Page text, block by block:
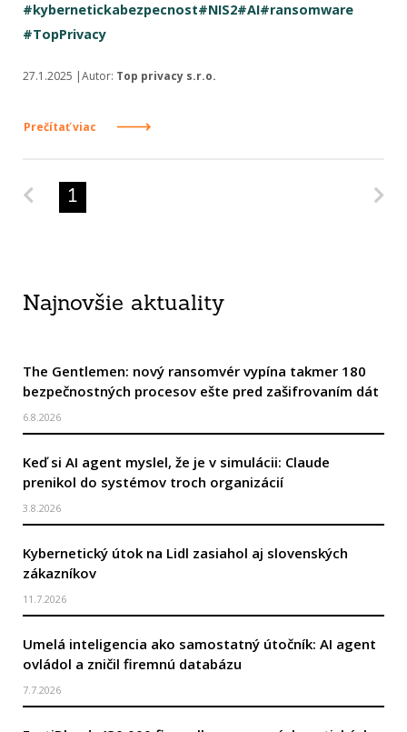
#kybernetickabezpecnost#NIS2#AI#ransomware
#TopPrivacy
27.1.2025 |Autor: Top privacy s.r.o.
Prečítať viac
Predchádzajúca strana
1
Najnovšie aktuality
The Gentlemen: nový ransomvér vypína takmer 180
bezpečnostných procesov ešte pred zašifrovaním dát
6.8.2026
Keď si AI agent myslel, že je v simulácii: Claude
prenikol do systémov troch organizácií
3.8.2026
Kybernetický útok na Lidl zasiahol aj slovenských
zákazníkov
11.7.2026
Umelá inteligencia ako samostatný útočník: AI agent
ovládol a zničil firemnú databázu
7.7.2026